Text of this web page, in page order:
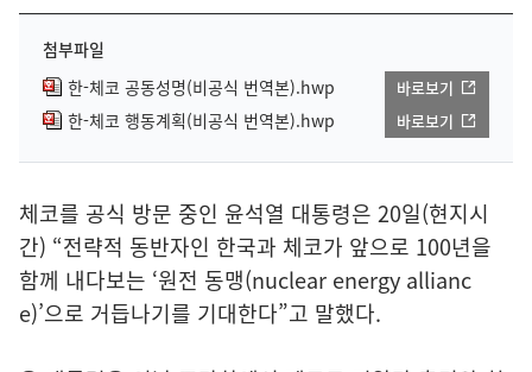
첨부파일
한-체코 공동성명(비공식 번역본).hwp
바로보기
한-체코 행동계획(비공식 번역본).hwp 바로보기
체코를 공식 방문 중인 윤석열 대통령은 20일(현지시
간) “전략적 동반자인 한국과 체코가 앞으로 100년을
함께 내다보는 ‘원전 동맹(nuclear energy allianc
e)’으로 거듭나기를 기대한다”고 말했다.